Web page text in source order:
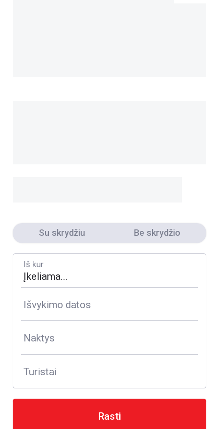
Su skrydžiu Be skrydžio
Iš kur
Išvykimo datos
Naktys
Turistai
Rasti